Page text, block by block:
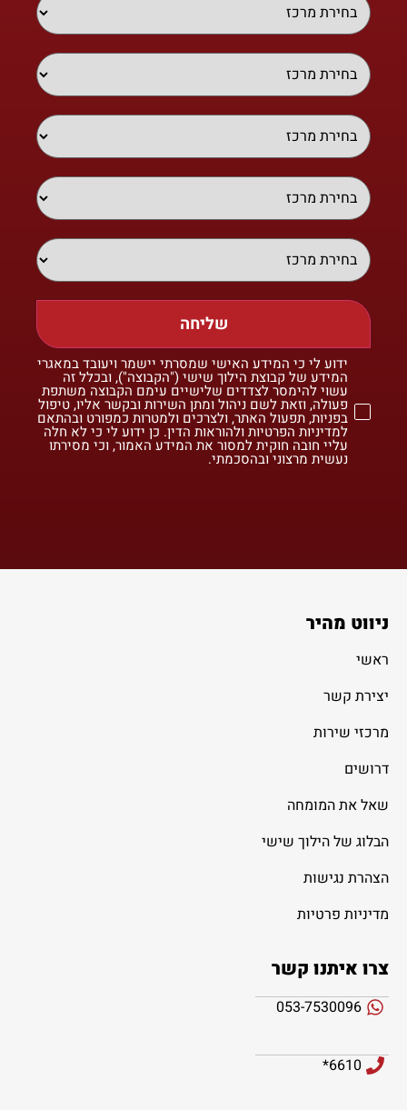
שליחה
ידוע לי כי המידע האישי שמסרתי יישמר ויעובד במאגרי
המידע של קבוצת הילוך שישי ("הקבוצה"), ובכלל זה
עשוי להימסר לצדדים שלישיים עימם הקבוצה משתפת
פעולה, וזאת לשם ניהול ומתן השירות ובקשר אליו, טיפול
בפניות, תפעול האתר, ולצרכים ולמטרות כמפורט ובהתאם
למדיניות הפרטיות ולהוראות הדין. כן ידוע לי כי לא חלה
עליי חובה חוקית למסור את המידע האמור, וכי מסירתו
נעשית מרצוני ובהסכמתי.
ניווט מהיר
ראשי
יצירת קשר
מרכזי שירות
דרושים
שאל את המומחה
הבלוג של הילוך שישי
הצהרת נגישות
מדיניות פרטיות
צרו איתנו קשר
053-7530096
6610*